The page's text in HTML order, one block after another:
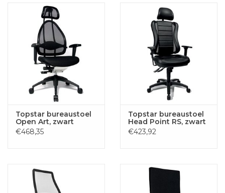
Topstar bureaustoel
Open Art, zwart
€468,35
Topstar bureaustoel
Head Point RS, zwart
€423,92